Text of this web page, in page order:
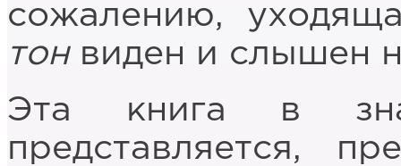
сожалению,
тонвиден и слышен
Эта книга в
представляется,